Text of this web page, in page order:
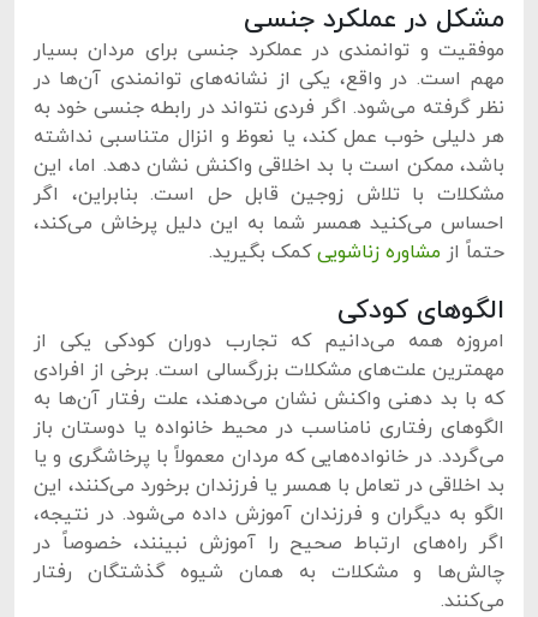
مشکل در عملکرد جنسی
موفقیت و توانمندی در عملکرد جنسی برای مردان بسیار
مهم است. در واقع، یکی از نشانه‌های توانمندی آن‌ها در
نظر گرفته می‌شود. اگر فردی نتواند در رابطه جنسی خود به
هر دلیلی خوب عمل کند، یا نعوظ و انزال متناسبی نداشته
باشد، ممکن است با بد اخلاقی واکنش نشان دهد. اما، این
مشکلات با تلاش زوجین قابل حل است. بنابراین، اگر
احساس می‌کنید همسر شما به این دلیل پرخاش می‌کند،
حتماً از مشاوره زناشوییکمک بگیرید.
الگوهای کودکی
امروزه همه می‌دانیم که تجارب دوران کودکی یکی از
مهمترین علت‌های مشکلات بزرگسالی است. برخی از افرادی
که با بد دهنی واکنش نشان می‌دهند، علت رفتار آن‌ها به
الگوهای رفتاری نامناسب در محیط خانواده یا دوستان باز
می‌گردد. در خانواده‌هایی که مردان معمولاً با پرخاشگری و یا
بد اخلاقی در تعامل با همسر یا فرزندان برخورد می‌کنند، این
الگو به دیگران و فرزندان آموزش داده می‌شود. در نتیجه،
اگر راه‌های ارتباط صحیح را آموزش نبینند، خصوصاً در
چالش‌ها و مشکلات به همان شیوه گذشتگان رفتار
می‌کنند.